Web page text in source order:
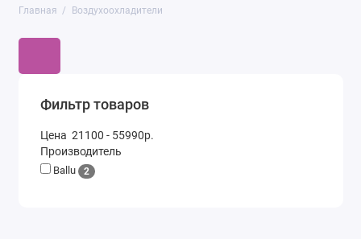
Главная Воздухоохладители
Фильтр товаров
Цена 21100 - 55990р.
Производитель
Ballu 2